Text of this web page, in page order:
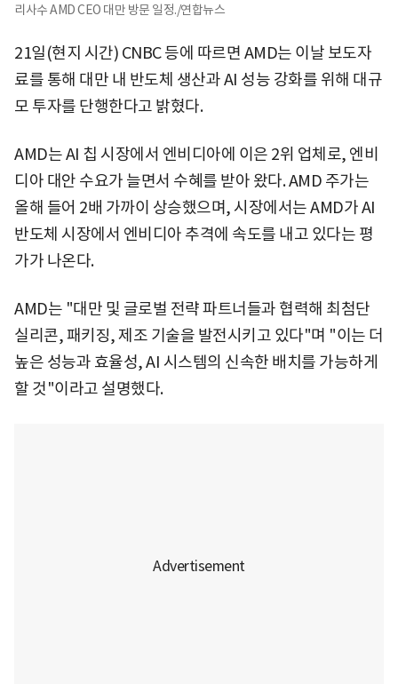
리사수 AMD CEO 대만 방문 일정./연합뉴스
21일(현지 시간) CNBC 등에 따르면 AMD는 이날 보도자
료를 통해 대만 내 반도체 생산과 AI 성능 강화를 위해 대규
모 투자를 단행한다고 밝혔다.
AMD는 AI 칩 시장에서 엔비디아에 이은 2위 업체로, 엔비
디아 대안 수요가 늘면서 수혜를 받아 왔다. AMD 주가는
올해 들어 2배 가까이 상승했으며, 시장에서는 AMD가 AI
반도체 시장에서 엔비디아 추격에 속도를 내고 있다는 평
가가 나온다.
AMD는 "대만 및 글로벌 전략 파트너들과 협력해 최첨단
실리콘, 패키징, 제조 기술을 발전시키고 있다"며 "이는 더
높은 성능과 효율성, AI 시스템의 신속한 배치를 가능하게
할 것"이라고 설명했다.